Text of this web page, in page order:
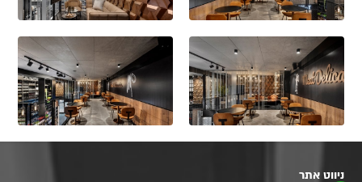
ניווט אתר